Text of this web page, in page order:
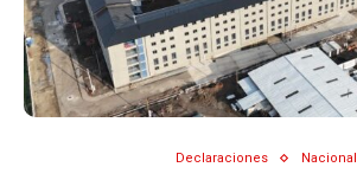
Declaraciones Nacional